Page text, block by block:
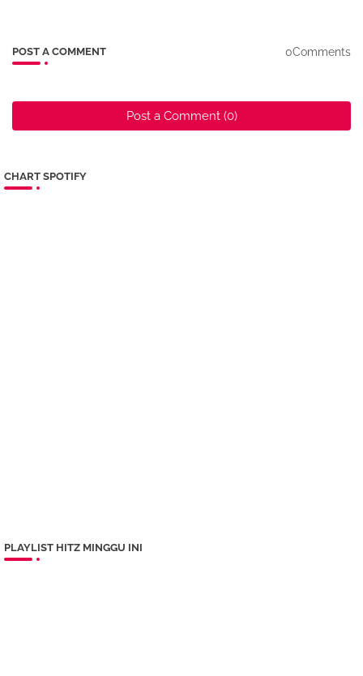
POST A COMMENT 0Comments
Post a Comment (0)
CHART SPOTIFY
PLAYLIST HITZ MINGGU INI